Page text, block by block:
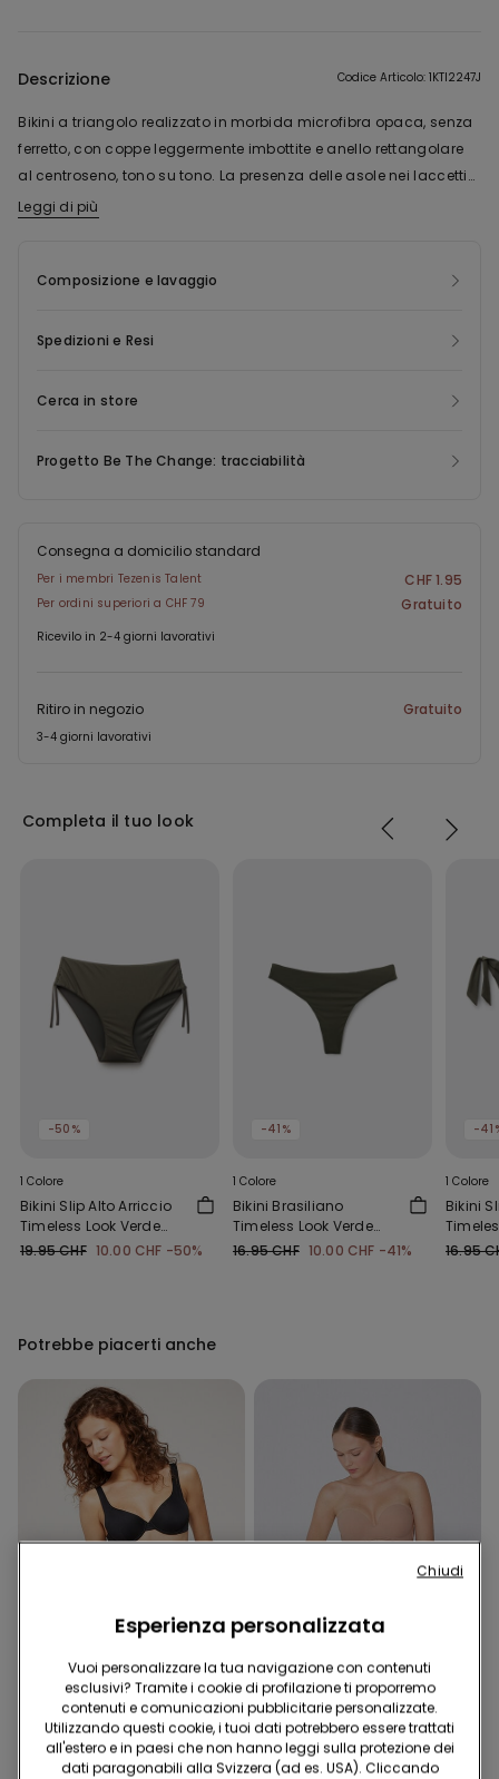
Descrizione Codice Articolo: 1KTI2247J
Bikini a triangolo realizzato in morbida microfibra opaca, senza
ferretto, con coppe leggermente imbottite e anello rettangolare
al centroseno, tono su tono. La presenza delle asole nei laccetti
permette la chiusura tradizionale sulla schiena o a fiocco dietro
Leggi di più
Composizione e lavaggio
Spedizioni e Resi
Cerca in store
Progetto Be The Change: tracciabilità
Consegna a domicilio standard
Per i membri Tezenis Talent CHF 1.95
Per ordini superiori a CHF 79 Gratuito
Ricevilo in 2-4 giorni lavorativi
Ritiro in negozio Gratuito
3-4 giorni lavorativi
Completa il tuo look
-50%
1 Colore
Bikini Slip Alto Arriccio
Timeless Look Verde
Camo
19.95 CHF 10.00 CHF -50%
-41%
1 Colore
Bikini Brasiliano
Timeless Look Verde
Camo
16.95 CHF 10.00 CHF -41%
-
1 Colore
Bikini
Camo
16.95
Potrebbe piacerti anche
Microfibra Riciclata
-41%
1 Colore
Microfibra Riciclata
5 Colori
Esperienza personalizzata
Vuoi personalizzare la tua navigazione con contenuti
esclusivi? Tramite i cookie di profilazione ti proporremo
contenuti e comunicazioni pubblicitarie personalizzate.
Utilizzando questi cookie, i tuoi dati potrebbero essere trattati
all'estero e in paesi che non hanno leggi sulla protezione dei
dati paragonabili alla Svizzera (ad es. USA). Cliccando
Chiudi